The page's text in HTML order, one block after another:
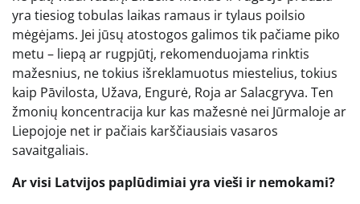
yra tiesiog tobulas laikas ramaus ir tylaus poilsio
mėgėjams. Jei jūsų atostogos galimos tik pačiame piko
metu – liepą ar rugpjūtį, rekomenduojama rinktis
mažesnius, ne tokius išreklamuotus miestelius, tokius
kaip Pāvilosta, Užava, Engurė, Roja ar Salacgryva. Ten
žmonių koncentracija kur kas mažesnė nei Jūrmaloje ar
Liepojoje net ir pačiais karščiausiais vasaros
savaitgaliais.
Ar visi Latvijos paplūdimiai yra vieši ir nemokami?